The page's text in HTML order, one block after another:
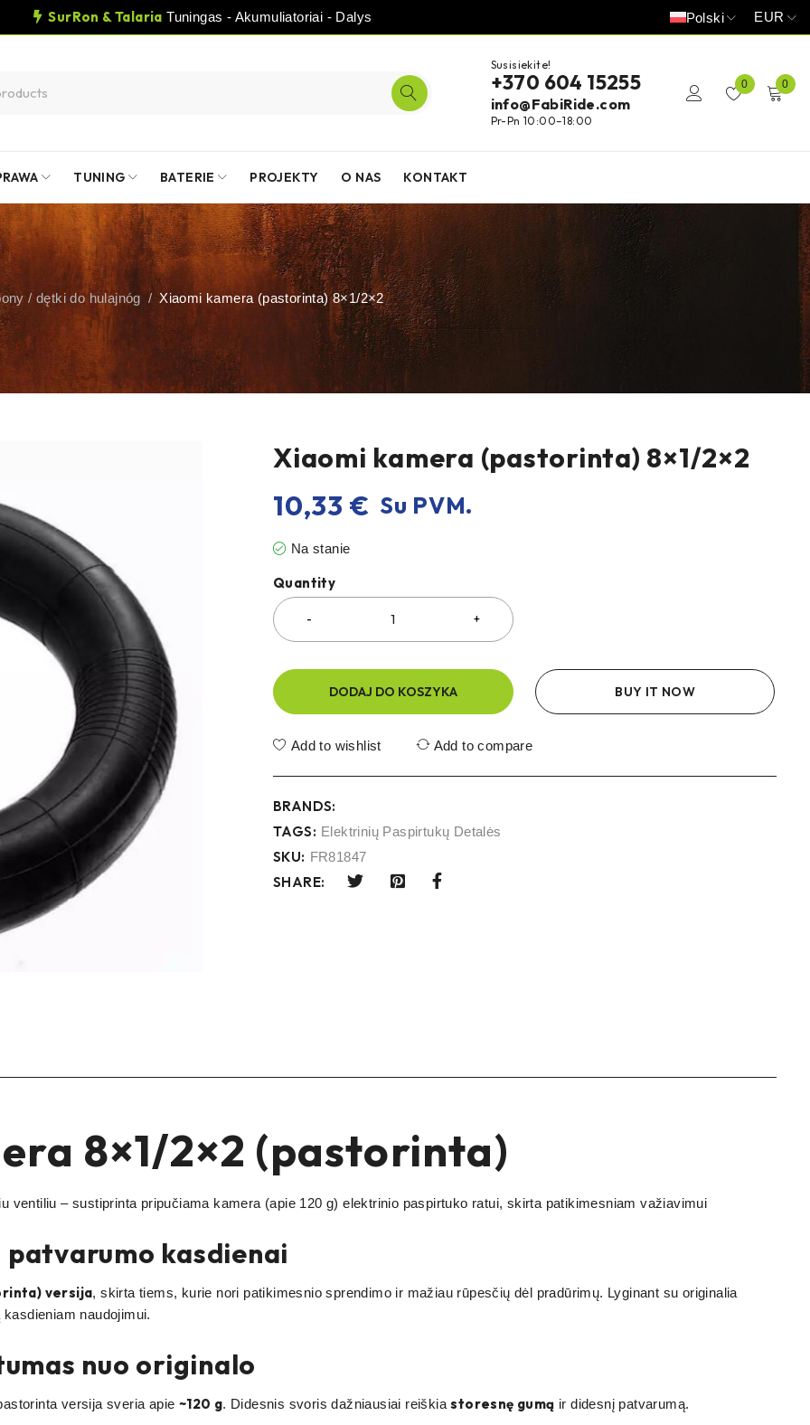
SurRon & Talaria Tuningas - Akumuliatoriai - Dalys Polski EUR
Susisiekite!
+370 604 15255
info@FabiRide.com
Pr-Pn 10:00–18:00
0 0
TUNING BATERIE PROJEKTY O NAS KONTAKT
/ dętki do hulajnóg / Xiaomi kamera (pastorinta) 8×1/2×2
Xiaomi kamera (pastorinta) 8×1/2×2
10,33 € Su PVM.
Na stanie
Quantity
DODAJ DO KOSZYKA BUY IT NOW
Add to wishlist Add to compare
BRANDS:
TAGS: Elektrinių Paspirtukų Detalės
SKU: FR81847
SHARE:
8×1/2×2 (pastorinta)
ventiliu – sustiprinta pripučiama kamera (apie 120 g) elektrinio paspirtuko ratui, skirta patikimesniam važiavimui
kasdienai
versija, skirta tiems, kurie nori patikimesnio sprendimo ir mažiau rūpesčių dėl pradūrimų. Lyginant su originalia
naudojimui.
nuo originalo
versija sveria apie ~120 g. Didesnis svoris dažniausiai reiškiastoresnę gumą ir didesnį patvarumą.